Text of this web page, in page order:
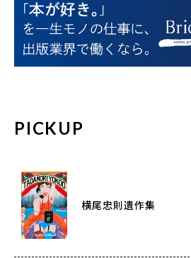
PICKUP
横尾忠則遺作集